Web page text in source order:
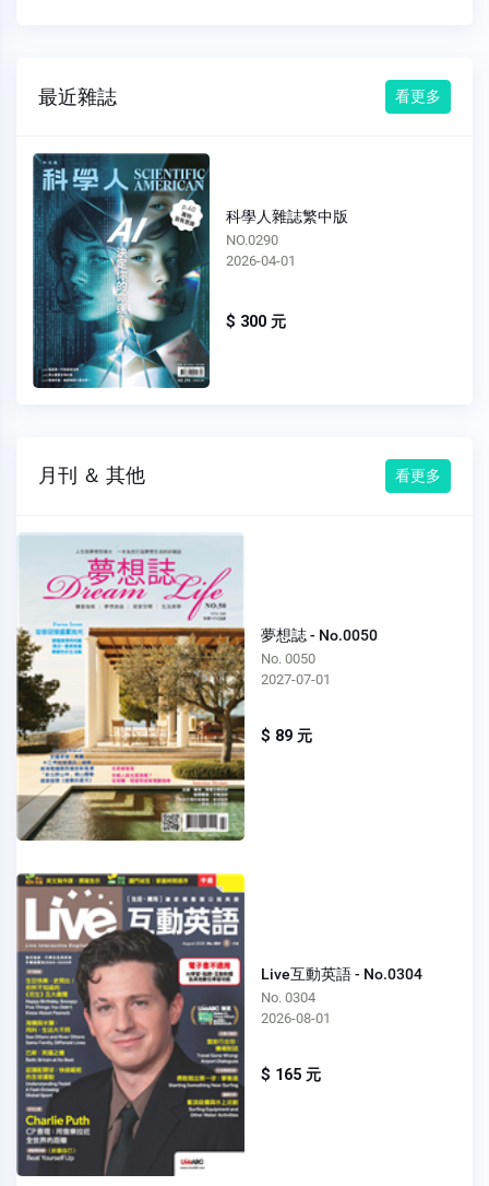
最近雜誌 看更多
科學人雜誌繁中版
NO.0290
2026-04-01
$ 300 元
月刊 ＆ 其他 看更多
夢想誌 - No.0050
No. 0050
2027-07-01
$ 89 元
Live互動英語 - No.0304
No. 0304
2026-08-01
$ 165 元